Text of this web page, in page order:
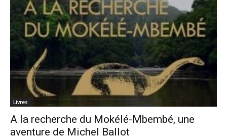
Livres
A la recherche du Mokélé-Mbembé, une
aventure de Michel Ballot